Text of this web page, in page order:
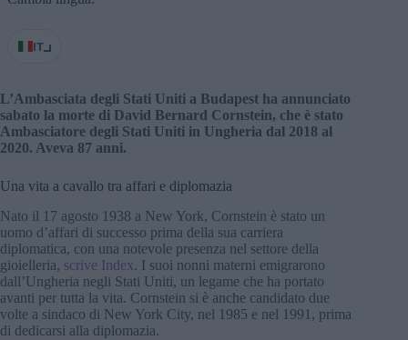
IT
L’Ambasciata degli Stati Uniti a Budapest ha annunciato
sabato la morte di David Bernard Cornstein, che è stato
Ambasciatore degli Stati Uniti in Ungheria dal 2018 al
2020. Aveva 87 anni.
Una vita a cavallo tra affari e diplomazia
Nato il 17 agosto 1938 a New York, Cornstein è stato un
uomo d’affari di successo prima della sua carriera
diplomatica, con una notevole presenza nel settore della
gioielleria, scrive Index. I suoi nonni materni emigrarono
dall’Ungheria negli Stati Uniti, un legame che ha portato
avanti per tutta la vita. Cornstein si è anche candidato due
volte a sindaco di New York City, nel 1985 e nel 1991, prima
di dedicarsi alla diplomazia.